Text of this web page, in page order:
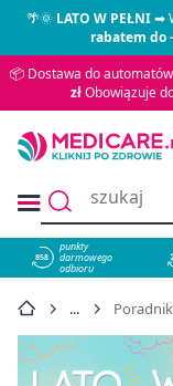
🌴🌞LATO W PEŁNI➡
rabatem do
📦 Dostawa do
złObowiązuje
858
punkty
darmowego
odbioru
Poradniki